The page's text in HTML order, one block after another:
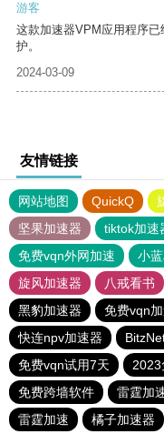
游客
这款加速器VPM应用程序
护。
2024-03-09
友情链接
网站地图 QuickQ
坚果加速器
tiktok加速
免费vqn外网加速
小
旋风加速器
八戒看书
黑豹加速器
免费vqn
快连npv加速器
免费vqn试用7天
2023
免费跨墙软件
雷霆加
雷霆加速
橘子加速器